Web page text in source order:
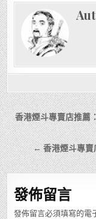
文
章
導
覽
香港煙斗專賣店推薦
← 香港煙斗專賣
發佈留言
發佈留言必須填寫的電